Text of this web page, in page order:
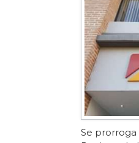
Se prorroga